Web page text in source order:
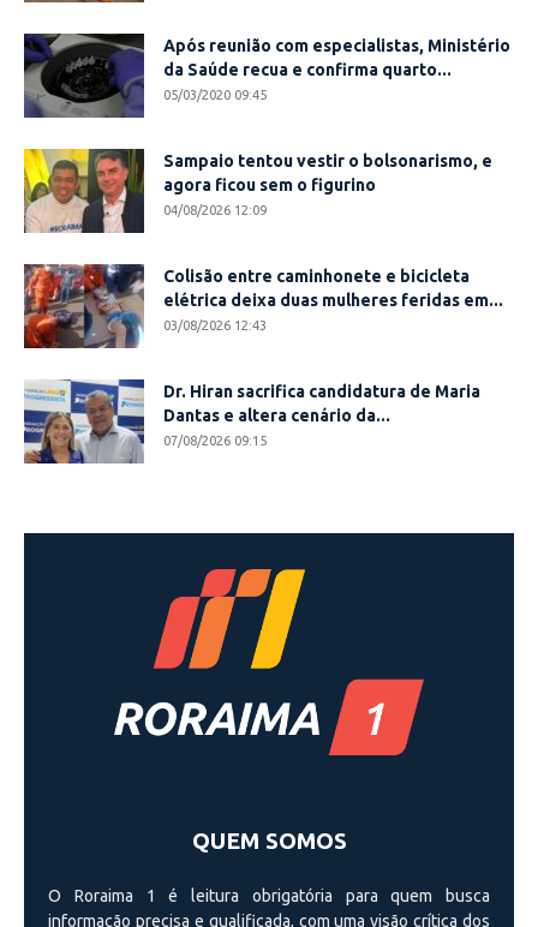
Após reunião com especialistas, Ministério
da Saúde recua e confirma quarto...
05/03/2020 09:45
Sampaio tentou vestir o bolsonarismo, e
agora ficou sem o figurino
04/08/2026 12:09
Colisão entre caminhonete e bicicleta
elétrica deixa duas mulheres feridas em...
03/08/2026 12:43
Dr. Hiran sacrifica candidatura de Maria
Dantas e altera cenário da...
07/08/2026 09:15
QUEM SOMOS
O Roraima 1 é leitura obrigatória para quem busca
informação precisa e qualificada, com uma visão crí­tica dos